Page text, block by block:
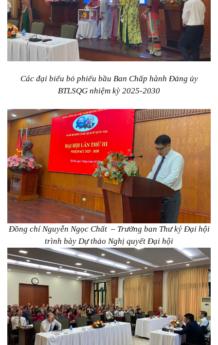
Các đại biểu bỏ phiếu bầu Ban Chấp hành Đảng ủy
BTLSQG nhiệm kỳ 2025-2030
Đồng chí Nguyễn Ngọc Chất – Trưởng ban Thư ký Đại hội
trình bày Dự thảo Nghị quyết Đại hội